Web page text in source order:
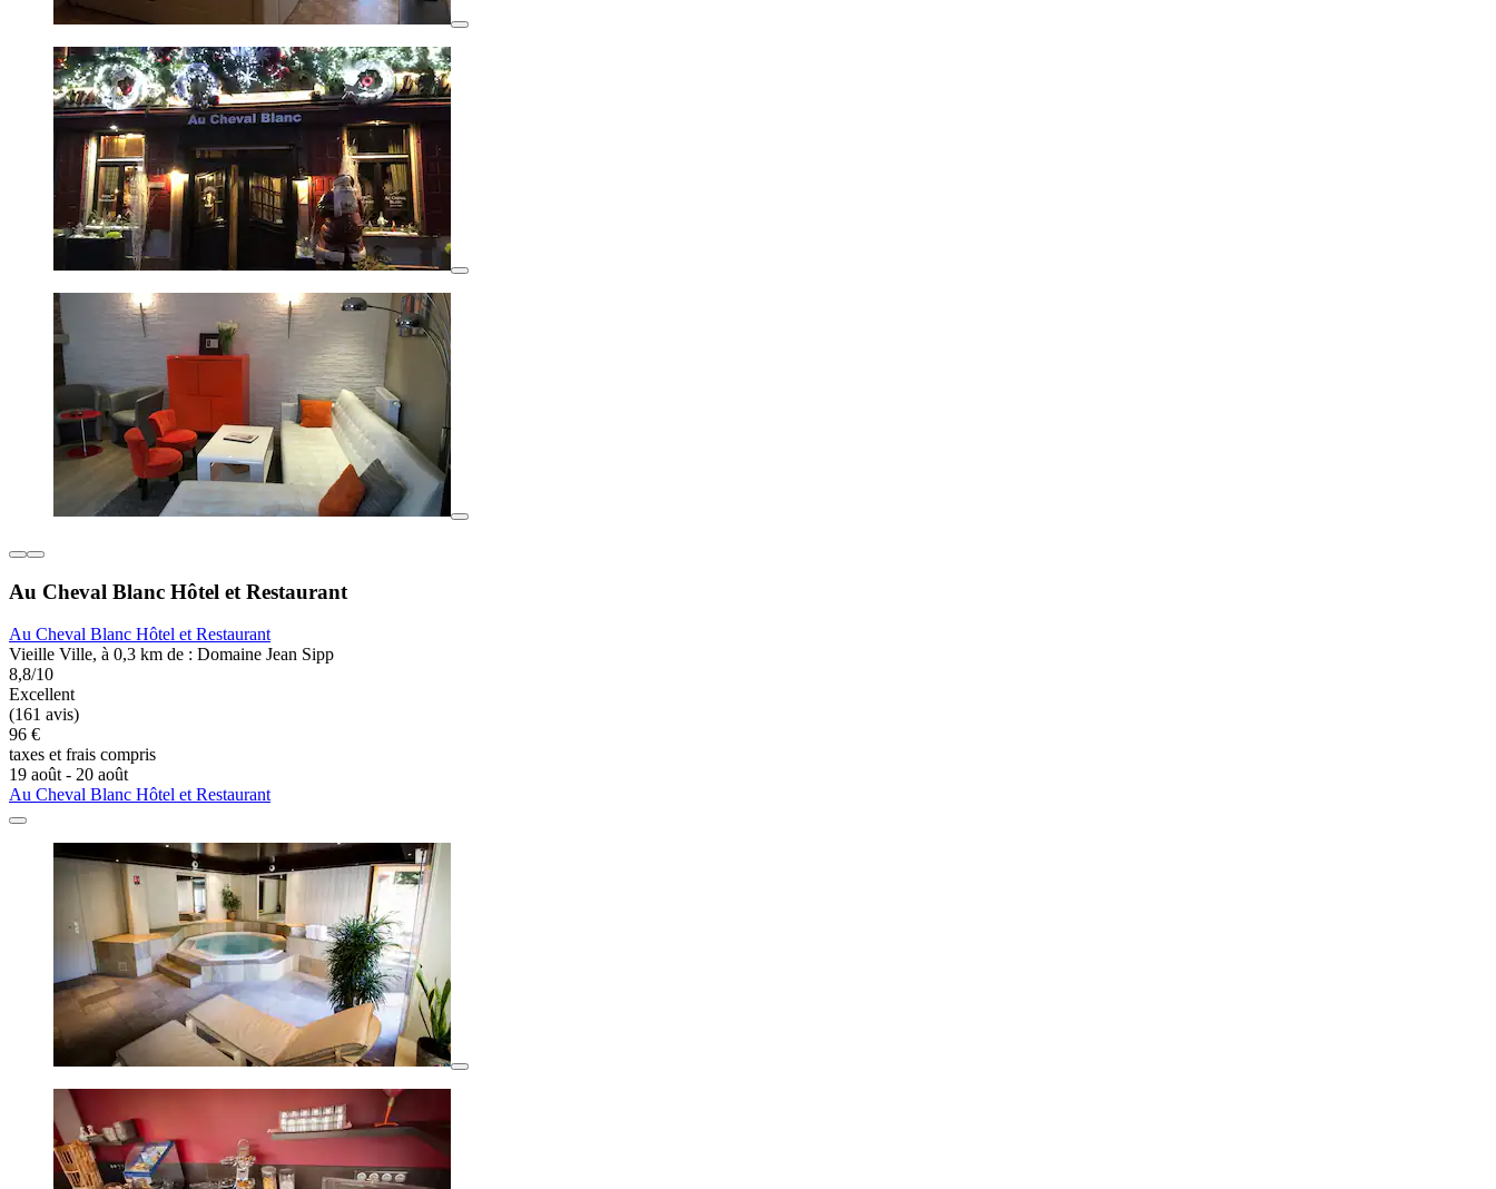
Au Cheval Blanc Hôtel et Restaurant
Au Cheval Blanc Hôtel et Restaurant
Vieille Ville, à 0,3 km de : Domaine Jean Sipp
8,8/10
Excellent
(161 avis)
96 €
taxes et frais compris
19 août - 20 août
Au Cheval Blanc Hôtel et Restaurant